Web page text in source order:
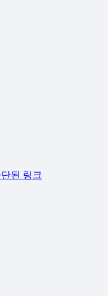
된 링크